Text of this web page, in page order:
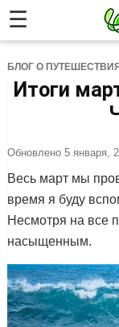
☰
БЛОГ О
Итоги
Обновлено 5 января,
Весь март мы
время я буду
Несмотря на все
насыщенным.